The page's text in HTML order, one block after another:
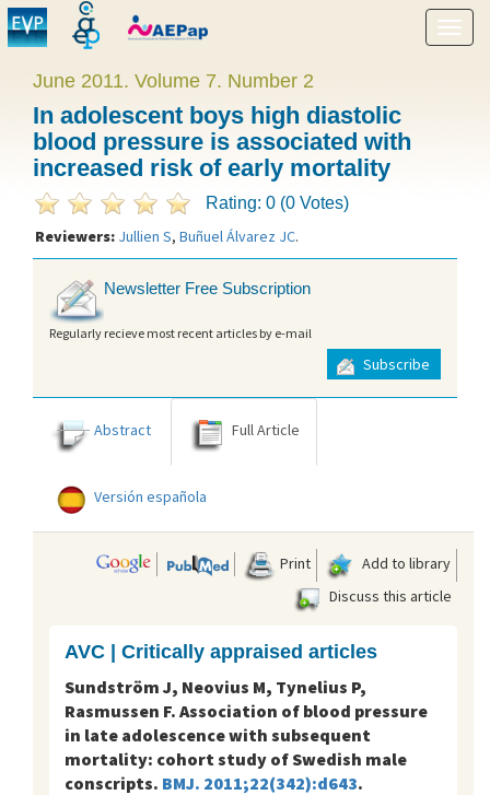
Show
menu
June 2011. Volume 7. Number 2
In adolescent boys high diastolic
blood pressure is associated with
increased risk of early mortality
Rating: 0 (0 Votes)
Reviewers: Jullien S, Buñuel Álvarez JC.
Newsletter Free Subscription
Regularly recieve most recent articles by e-mail
Subscribe
Abstract Full Article
Versión española
Print
Add to library
Discuss this article
AVC | Critically appraised articles
Sundström J, Neovius M, Tynelius P,
Rasmussen F. Association of blood pressure
in late adolescence with subsequent
mortality: cohort study of Swedish male
conscripts. BMJ. 2011;22(342):d643.